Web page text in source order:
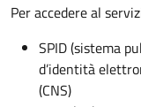
Per accedere al
SPID (sistema
d’identità
(CNS)